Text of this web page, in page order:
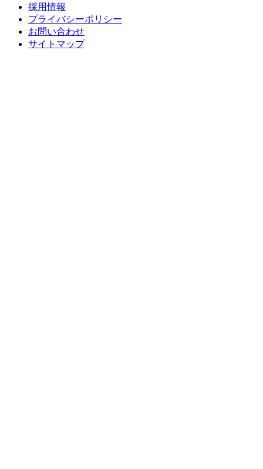
採用情報
プライバシーポリシー
お問い合わせ
サイトマップ